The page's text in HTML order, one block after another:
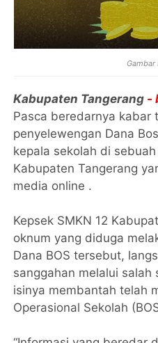
Gambar
Kabupaten Tangerang -
Pasca beredarnya kabar
penyelewengan Dana
kepala sekolah di
Kabupaten Tangerang
media online .
Kepsek SMKN 12
oknum yang diduga
Dana BOS tersebut,
sanggahan melalui salah
isinya membantah telah
Operasional Sekolah